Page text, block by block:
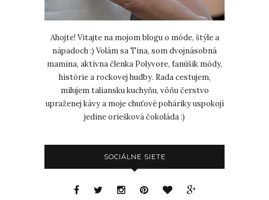
Ahojte! Vitajte na mojom blogu o móde, štýle a
nápadoch :) Volám sa Tina, som dvojnásobná
mamina, aktívna členka Polyvore, fanúšik módy,
histórie a rockovej hudby. Rada cestujem,
milujem taliansku kuchyňu, vôňu čerstvo
upraženej kávy a moje chuťové poháriky uspokojí
jedine oriešková čokoláda :)
SOCIÁLNE SIETE